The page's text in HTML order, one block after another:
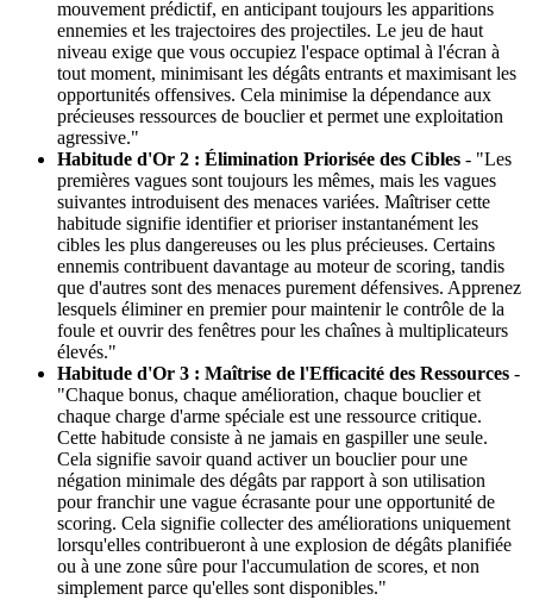
mouvement prédictif, en anticipant toujours les apparitions
ennemies et les trajectoires des projectiles. Le jeu de haut
niveau exige que vous occupiez l'espace optimal à l'écran à
tout moment, minimisant les dégâts entrants et maximisant les
opportunités offensives. Cela minimise la dépendance aux
précieuses ressources de bouclier et permet une exploitation
agressive."
Habitude d'Or 2 : Élimination Priorisée des Cibles - "Les
premières vagues sont toujours les mêmes, mais les vagues
suivantes introduisent des menaces variées. Maîtriser cette
habitude signifie identifier et prioriser instantanément les
cibles les plus dangereuses ou les plus précieuses. Certains
ennemis contribuent davantage au moteur de scoring, tandis
que d'autres sont des menaces purement défensives. Apprenez
lesquels éliminer en premier pour maintenir le contrôle de la
foule et ouvrir des fenêtres pour les chaînes à multiplicateurs
élevés."
Habitude d'Or 3 : Maîtrise de l'Efficacité des Ressources -
"Chaque bonus, chaque amélioration, chaque bouclier et
chaque charge d'arme spéciale est une ressource critique.
Cette habitude consiste à ne jamais en gaspiller une seule.
Cela signifie savoir quand activer un bouclier pour une
négation minimale des dégâts par rapport à son utilisation
pour franchir une vague écrasante pour une opportunité de
scoring. Cela signifie collecter des améliorations uniquement
lorsqu'elles contribueront à une explosion de dégâts planifiée
ou à une zone sûre pour l'accumulation de scores, et non
simplement parce qu'elles sont disponibles."